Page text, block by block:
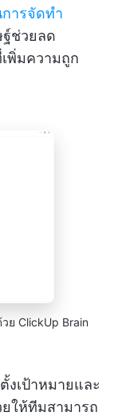
ารจัดทำ
ช่วยลด
พิ่มความถูก
ย ClickUp Brain
งเป้าหมายและ
ยให้ทีมสามารถ